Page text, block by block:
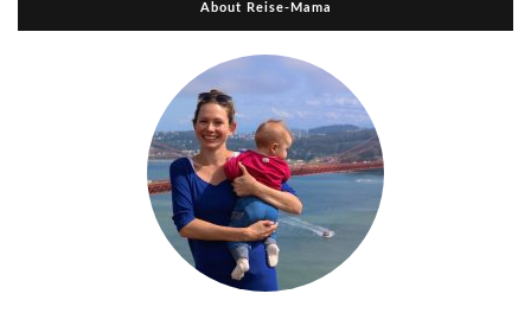
About Reise-Mama